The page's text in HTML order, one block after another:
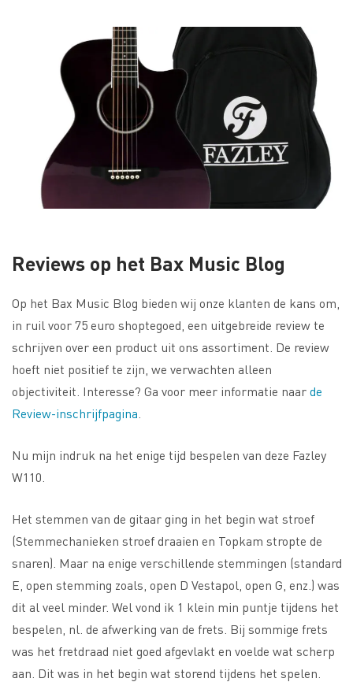
Reviews op het Bax Music Blog
Op het Bax Music Blog bieden wij onze klanten de kans om,
in ruil voor 75 euro shoptegoed, een uitgebreide review te
schrijven over een product uit ons assortiment. De review
hoeft niet positief te zijn, we verwachten alleen
objectiviteit. Interesse? Ga voor meer informatie naarde
Review-inschrijfpagina
Nu mijn indruk na het enige tijd bespelen van deze Fazley
W110.
Het stemmen van de gitaar ging in het begin wat stroef
(Stemmechanieken stroef draaien en Topkam stropte de
snaren). Maar na enige verschillende stemmingen (standard
E, open stemming zoals, open D Vestapol, open G, enz.) was
dit al veel minder. Wel vond ik 1 klein min puntje tijdens het
bespelen, nl. de afwerking van de frets. Bij sommige frets
was het fretdraad niet goed afgevlakt en voelde wat scherp
aan. Dit was in het begin wat storend tijdens het spelen.